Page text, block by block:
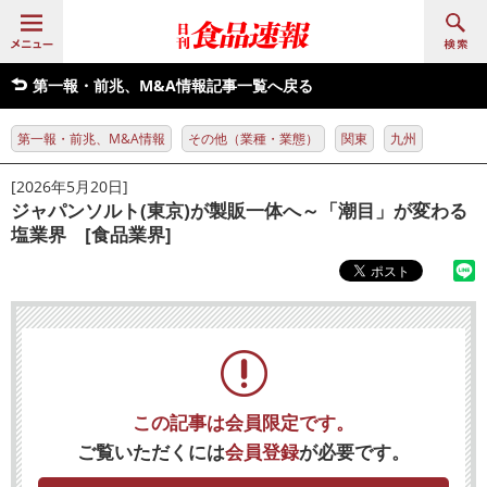
第一報・前兆、M&A情報記事一覧へ戻る
第一報・前兆、M&A情報 その他（業種・業態） 関東 九州
[2026年5月20日]
ジャパンソルト(東京)が製販一体へ～「潮目」が変わる
塩業界 [食品業界]
この記事は会員限定です。
ご覧いただくには会員登録が必要です。